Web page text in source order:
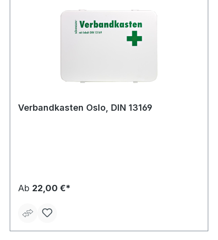
Verbandkasten Oslo, DIN 13169
Ab 22,00 €*